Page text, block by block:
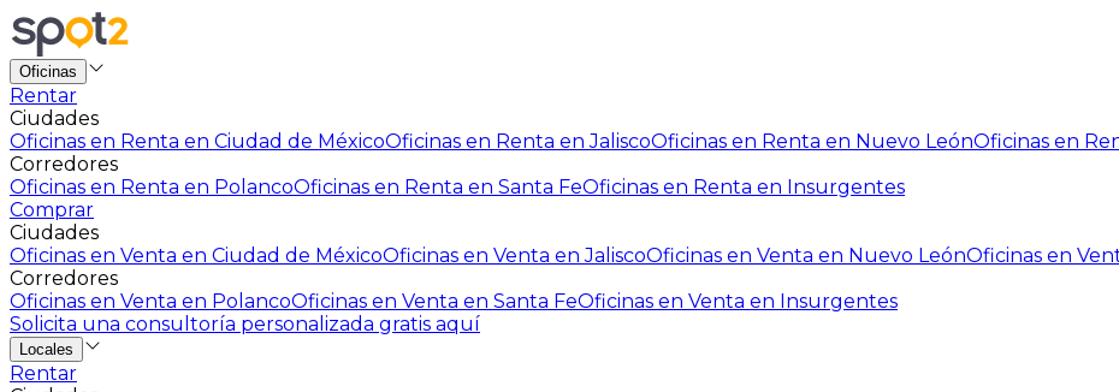
Oficinas
Rentar
Ciudades
Oficinas en Renta en Ciudad de MéxicoOficinas en Renta en JaliscoOficinas en Renta en Nuevo LeónOficinas en
Corredores
Oficinas en Renta en PolancoOficinas en Renta en Santa FeOficinas en Renta en Insurgentes
Comprar
Ciudades
Oficinas en Venta en Ciudad de MéxicoOficinas en Venta en JaliscoOficinas en Venta en Nuevo LeónOficinas en
Corredores
Oficinas en Venta en PolancoOficinas en Venta en Santa FeOficinas en Venta en Insurgentes
Solicita una consultoría personalizada gratis aquí
Locales
Rentar